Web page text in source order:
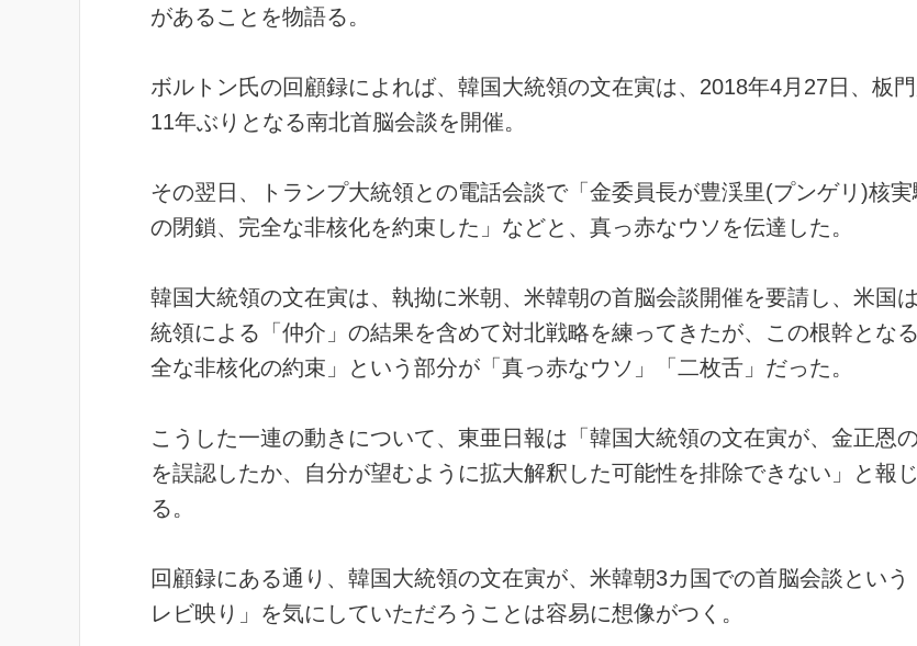
があることを物語る。
ボルトン氏の回顧録によれば、韓国大統領の文在寅は、2018年4月27日、板
11年ぶりとなる南北首脳会談を開催。
その翌日、トランプ大統領との電話会談で「金委員長が豊渓里(プンゲリ)核
の閉鎖、完全な非核化を約束した」などと、真っ赤なウソを伝達した。
韓国大統領の文在寅は、執拗に米朝、米韓朝の首脳会談開催を要請し、米国
統領による「仲介」の結果を含めて対北戦略を練ってきたが、この根幹とな
全な非核化の約束」という部分が「真っ赤なウソ」「二枚舌」だった。
こうした一連の動きについて、東亜日報は「韓国大統領の文在寅が、金正恩
を誤認したか、自分が望むように拡大解釈した可能性を排除できない」と報
る。
回顧録にある通り、韓国大統領の文在寅が、米韓朝3カ国での首脳会談という
レビ映り」を気にしていただろうことは容易に想像がつく。